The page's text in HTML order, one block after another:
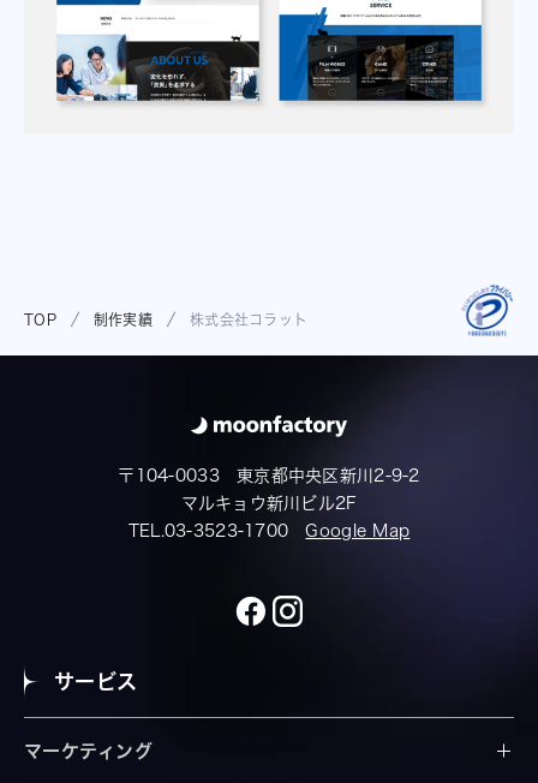
TOP 制作実績 株式会社コラット
〒104-0033 東京都中央区新川2-9-2
マルキョウ新川ビル2F
TEL.03-3523-1700Google Map
サービス
マーケティング